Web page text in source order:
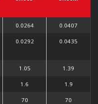
0.0264 0.0407
0.0292 0.0435
1.05 1.39
1.6 1.9
70 70